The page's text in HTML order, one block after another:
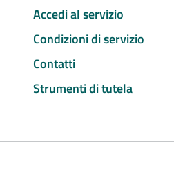
Accedi al servizio
Condizioni di servizio
Contatti
Strumenti di tutela